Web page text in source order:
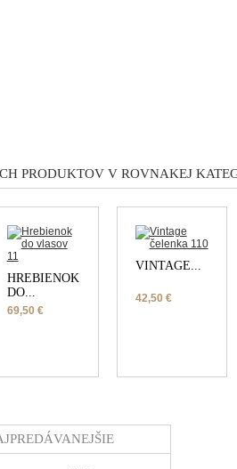
PRODUKTOV V ROVNAKEJ
HREBIENOK
DO...
69,50 €
VINTAGE...
42,50 €